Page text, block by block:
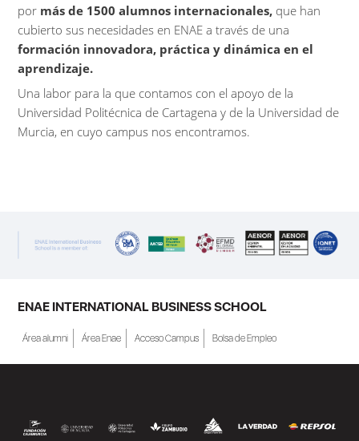
por más de 1500 alumnos internacionales, que han
cubierto sus necesidades en ENAE a través de una
formación innovadora, práctica y dinámica en el
aprendizaje.
Una labor para la que contamos con el apoyo de la
Universidad Politécnica de Cartagena y de la Universidad de
Murcia, en cuyo campus nos encontramos.
ENAE INTERNATIONAL BUSINESS SCHOOL
Área alumni Área Enae Acceso Campus Bolsa de Empleo